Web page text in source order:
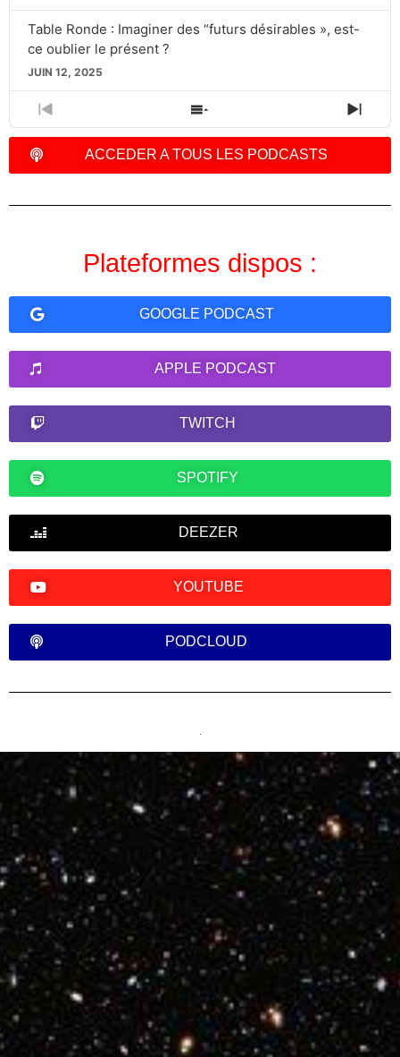
Table Ronde : Imaginer des “futurs désirables », est-
ce oublier le présent ?
JUIN 12, 2025
PREVIOUS
EPISODE
SHOW
EPISODES
LIST
NEXT
ACCEDER A TOUS LES PODCASTS
Plateformes dispos :
GOOGLE PODCAST
APPLE PODCAST
TWITCH
SPOTIFY
DEEZER
YOUTUBE
PODCLOUD